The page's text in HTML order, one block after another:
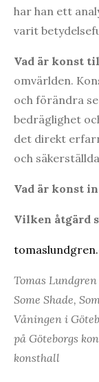
har han ett
varit
Vad är konst
omvärlden.
och förändra
bedräglighet
det direkt
och
Vad är konst
Vilken åtgärd
Tomas
Some Shade,
Våningen i
på Göteborgs
konsthall